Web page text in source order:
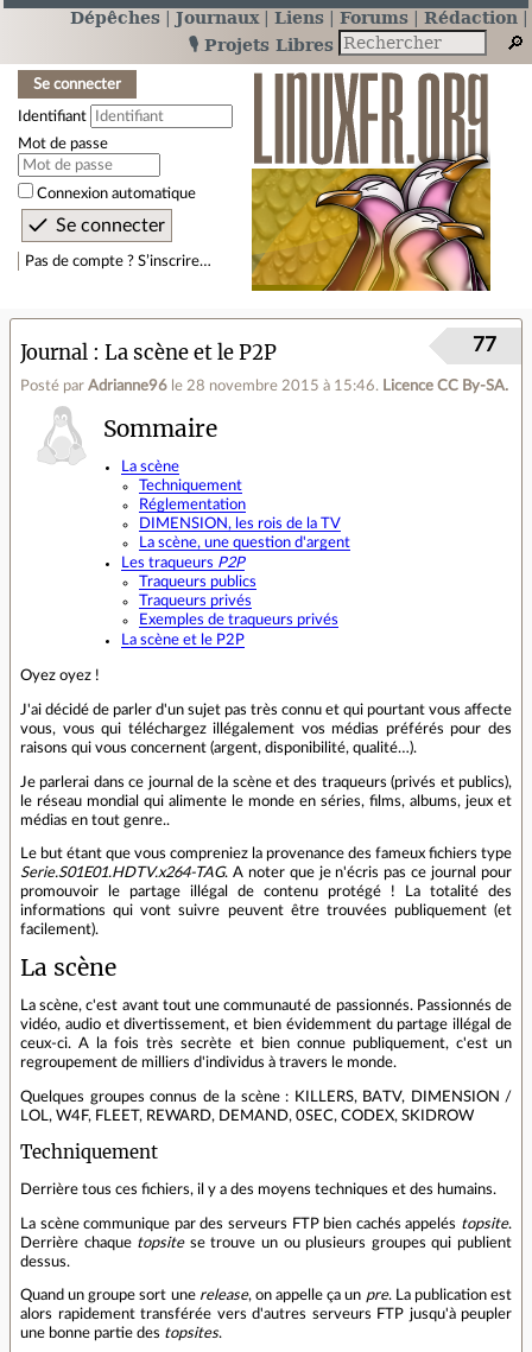
Dépêches Journaux Liens Forums
Rédaction
🎙️ Projets Libres
Se connecter
Identifiant
Mot de passe
Connexion automatique
Pas de compte ? S’inscrire…
Journal La scène et le P2P
Posté par Adrianne96 le 28 novembre 2015 à 15:46. Licence CC By‑SA.
77
Sommaire
La scène
Techniquement
Réglementation
DIMENSION, les rois de la TV
La scène, une question d'argent
Les traqueurs P2P
Traqueurs publics
Traqueurs privés
Exemples de traqueurs privés
La scène et le P2P
Oyez oyez !
J'ai décidé de parler d'un sujet pas très connu et qui pourtant vous affecte
vous, vous qui téléchargez illégalement vos médias préférés pour des
raisons qui vous concernent (argent, disponibilité, qualité…).
Je parlerai dans ce journal de la scène et des traqueurs (privés et publics),
le réseau mondial qui alimente le monde en séries, films, albums, jeux et
médias en tout genre..
Le but étant que vous compreniez la provenance des fameux fichiers type
Serie.S01E01.HDTV.x264-TAG. A noter que je n'écris pas ce journal pour
promouvoir le partage illégal de contenu protégé ! La totalité des
informations qui vont suivre peuvent être trouvées publiquement (et
facilement).
La scène
La scène, c'est avant tout une communauté de passionnés. Passionnés de
vidéo, audio et divertissement, et bien évidemment du partage illégal de
ceux-ci. A la fois très secrète et bien connue publiquement, c'est un
regroupement de milliers d'individus à travers le monde.
Quelques groupes connus de la scène : KILLERS, BATV, DIMENSION /
LOL, W4F, FLEET, REWARD, DEMAND, 0SEC, CODEX, SKIDROW
Techniquement
Derrière tous ces fichiers, il y a des moyens techniques et des humains.
La scène communique par des serveurs FTP bien cachés appelés topsite.
Derrière chaque topsitese trouve un ou plusieurs groupes qui publient
dessus.
Quand un groupe sort une release, on appelle ça un pre. La publication est
alors rapidement transférée vers d'autres serveurs FTP jusqu'à peupler
une bonne partie des topsites.